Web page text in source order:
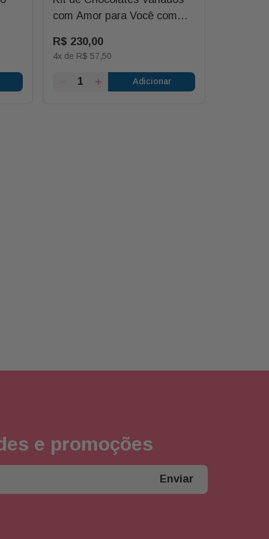
com Amor para Você com
R$ 230,00
4x de R$ 57,50
Adicionar
e promoções
Enviar